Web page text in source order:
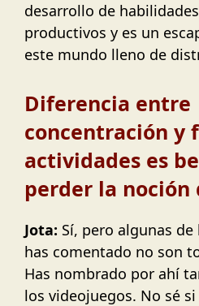
desarrollo de
productivos y es un
este mundo lleno de
Diferencia entre
concentración y
actividades es
perder la noción
Jota: Sí, pero algunas
has comentado no son
Has nombrado por ahí
los videojuegos. No sé